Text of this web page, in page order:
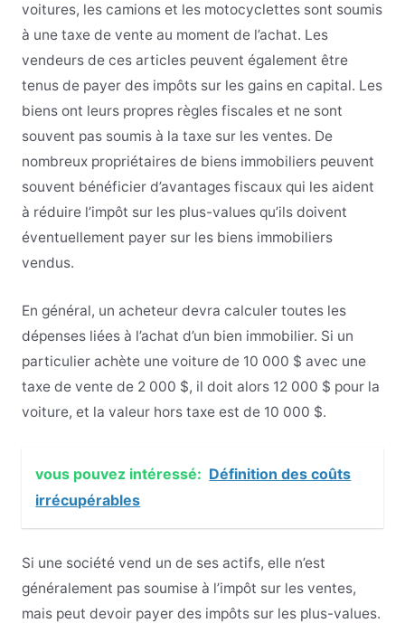
voitures, les camions et les motocyclettes sont soumis
à une taxe de vente au moment de l’achat. Les
vendeurs de ces articles peuvent également être
tenus de payer des impôts sur les gains en capital. Les
biens ont leurs propres règles fiscales et ne sont
souvent pas soumis à la taxe sur les ventes. De
nombreux propriétaires de biens immobiliers peuvent
souvent bénéficier d’avantages fiscaux qui les aident
à réduire l’impôt sur les plus-values qu’ils doivent
éventuellement payer sur les biens immobiliers
vendus.
En général, un acheteur devra calculer toutes les
dépenses liées à l’achat d’un bien immobilier. Si un
particulier achète une voiture de 10 000 $ avec une
taxe de vente de 2 000 $, il doit alors 12 000 $ pour la
voiture, et la valeur hors taxe est de 10 000 $.
vous pouvez intéressé: Définition des coûts
irrécupérables
Si une société vend un de ses actifs, elle n’est
généralement pas soumise à l’impôt sur les ventes,
mais peut devoir payer des impôts sur les plus-values.